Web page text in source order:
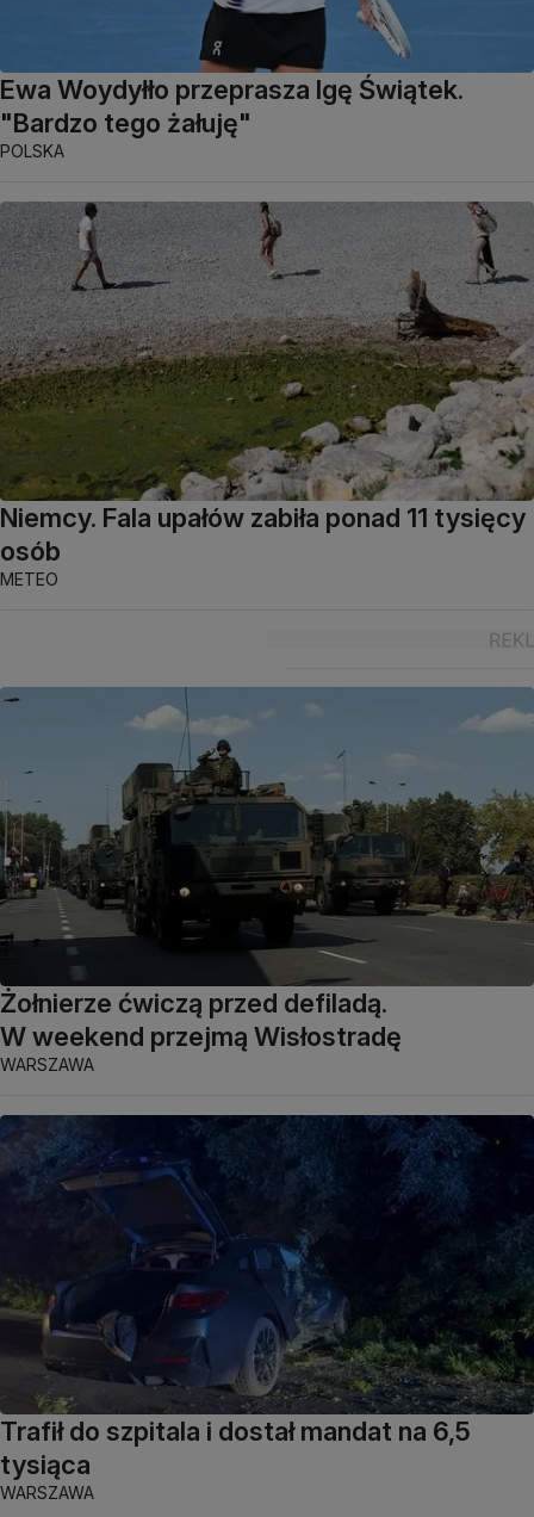
Ewa Woydyłło przeprasza Igę Świątek.
"Bardzo tego żałuję"
POLSKA
Niemcy. Fala upałów zabiła ponad 11 tysięcy
osób
METEO
Żołnierze ćwiczą przed defiladą.
W weekend przejmą Wisłostradę
WARSZAWA
Trafił do szpitala i dostał mandat na 6,5
tysiąca
WARSZAWA